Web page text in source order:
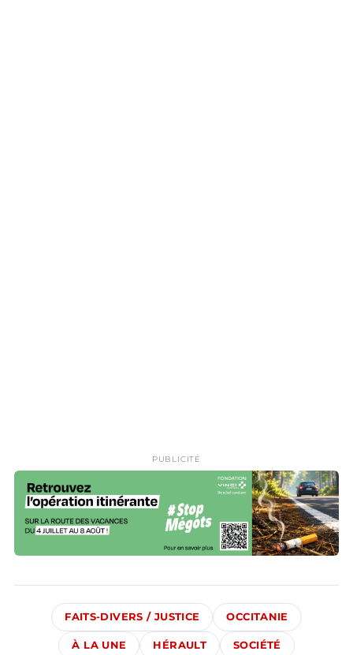
PUBLICITÉ
FAITS-DIVERS / JUSTICE OCCITANIE
À LA UNE HÉRAULT SOCIÉTÉ